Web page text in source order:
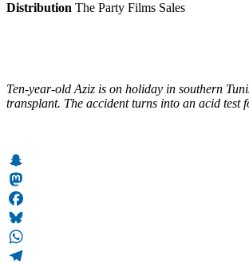
Distribution The Party Films Sales
Ten-year-old Aziz is on holiday in southern
transplant. The accident turns into an acid test
Snapchat
Mastodon
Facebook
Bluesky
WhatsApp